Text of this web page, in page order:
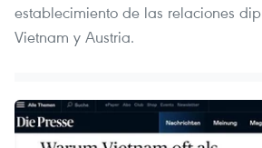
establecimiento de las relaciones
Vietnam y Austria.